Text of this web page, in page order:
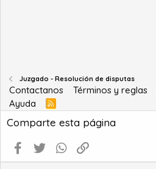
Juzgado - Resolución de disputas
Contactanos Términos y reglas
Ayuda
R
S
S
Comparte esta página
Facebook
Twitter WhatsApp